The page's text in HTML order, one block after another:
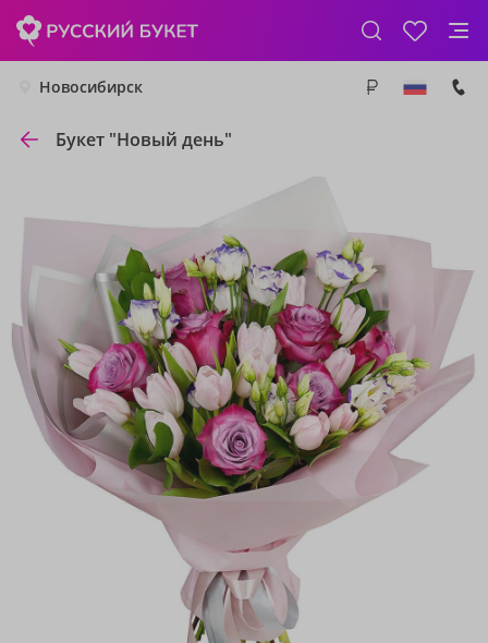
Новосибирск
Букет "Новый день"